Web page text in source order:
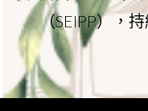
（SEIPP），